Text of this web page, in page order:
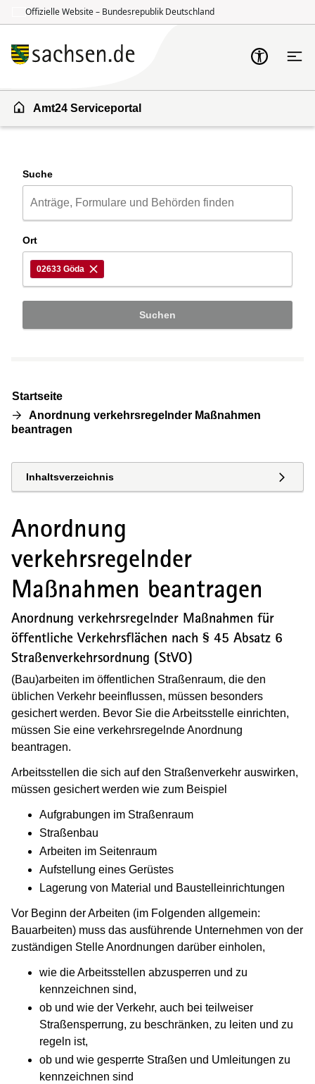
Offizielle Website – Bundesrepublik Deutschland
Amt24 Serviceportal
Suche
Ort
02633 Göda
Suchen
Startseite
Anordnung verkehrsregelnder Maßnahmen
beantragen
Inhaltsverzeichnis
Anordnung
verkehrsregelnder
Maßnahmen beantragen
Anordnung verkehrsregelnder Maßnahmen für
öffentliche Verkehrsflächen nach § 45 Absatz 6
Straßenverkehrsordnung (StVO)
(Bau)arbeiten im öffentlichen Straßenraum, die den
üblichen Verkehr beeinflussen, müssen besonders
gesichert werden. Bevor Sie die Arbeitsstelle einrichten,
müssen Sie eine verkehrsregelnde Anordnung
beantragen.
Arbeitsstellen die sich auf den Straßenverkehr auswirken,
müssen gesichert werden wie zum Beispiel
Aufgrabungen im Straßenraum
Straßenbau
Arbeiten im Seitenraum
Aufstellung eines Gerüstes
Lagerung von Material und Baustelleinrichtungen
Vor Beginn der Arbeiten (im Folgenden allgemein:
Bauarbeiten) muss das ausführende Unternehmen von der
zuständigen Stelle Anordnungen darüber einholen,
wie die Arbeitsstellen abzusperren und zu
kennzeichnen sind,
ob und wie der Verkehr, auch bei teilweiser
Straßensperrung, zu beschränken, zu leiten und zu
regeln ist,
ob und wie gesperrte Straßen und Umleitungen zu
kennzeichnen sind